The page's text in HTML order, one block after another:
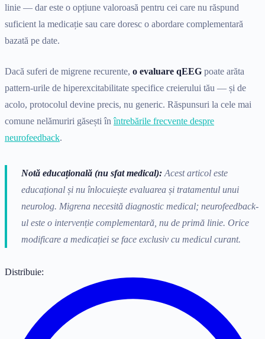
linie — dar este o opțiune valoroasă pentru cei care nu răspund
suficient la medicație sau care doresc o abordare complementară
bazată pe date.
Dacă suferi de migrene recurente, o evaluare qEEG poate arăta
pattern-urile de hiperexcitabilitate specifice creierului tău — și de
acolo, protocolul devine precis, nu generic. Răspunsuri la cele mai
comune nelămuriri găsești înîntrebările frecvente despre
neurofeedback.
Notă educațională (nu sfat medical): Acest articol este
educațional și nu înlocuiește evaluarea și tratamentul unui
neurolog. Migrena necesită diagnostic medical; neurofeedback-
ul este o intervenție complementară, nu de primă linie. Orice
modificare a medicației se face exclusiv cu medicul curant.
Distribuie: